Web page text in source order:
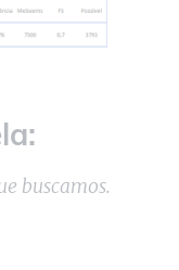
buscamos.